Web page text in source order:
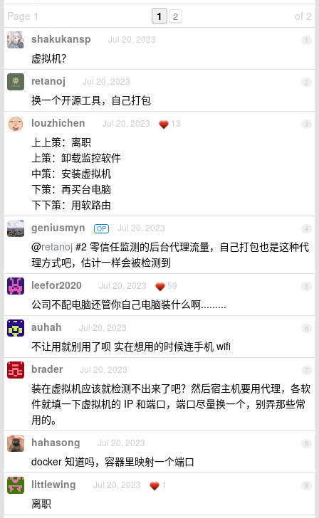
Page 1
of 2
1 2
1
shakukansp Jul 20, 2023
虚拟机？
2
retanoj Jul 20, 2023
换一个开源工具，自己打包
3
louzhichen Jul 20, 2023 13
上上策：离职
上策：卸载监控软件
中策：安装虚拟机
下策：再买台电脑
下下策：用软路由
4
geniusmyn OP Jul 20, 2023
@retanoj #2 零信任监测的后台代理流量，自己打包也是这种代
理方式吧，估计一样会被检测到
5
leefor2020 Jul 20, 2023 59
公司不配电脑还管你自己电脑装什么啊.........
6
auhah Jul 20, 2023
不让用就别用了呗 实在想用的时候连手机 wifi
7
brader Jul 20, 2023
装在虚拟机应该就检测不出来了吧？然后宿主机要用代理，各软
件就填一下虚拟机的 IP 和端口，端口尽量换一个，别弄那些常
用的。
8
hahasong Jul 20, 2023
docker 知道吗，容器里映射一个端口
9
littlewing Jul 20, 2023 1
离职